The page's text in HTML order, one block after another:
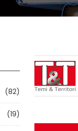
(82)
(19)